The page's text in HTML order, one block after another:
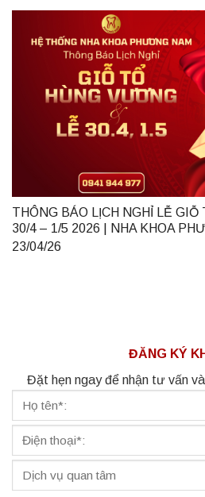
THÔNG BÁO LỊCH NGHỈ LỄ
30/4 – 1/5 2026 | NHA KHOA
23/04/26
ĐĂNG KÝ
Đặt hẹn ngay để nhận tư vấn